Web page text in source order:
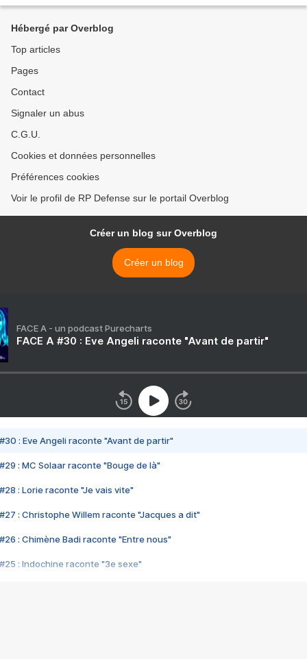
Hébergé par Overblog
Top articles
Pages
Contact
Signaler un abus
C.G.U.
Cookies et données personnelles
Préférences cookies
Voir le profil de RP Defense sur le portail Overblog
Créer un blog sur Overblog
Créer un blog
FACE A - un podcast Purecharts
FACE A #30 : Eve Angeli raconte "Avant de partir"
#30 : Eve Angeli raconte "Avant de partir"
#29 : MC Solaar raconte "Bouge de là"
#28 : Lorie raconte "Je vais vite"
#27 : Christophe Willem raconte "Jacques a dit"
#26 : Chimène Badi raconte "Entre nous"
#25 : Indochine raconte "3e sexe"